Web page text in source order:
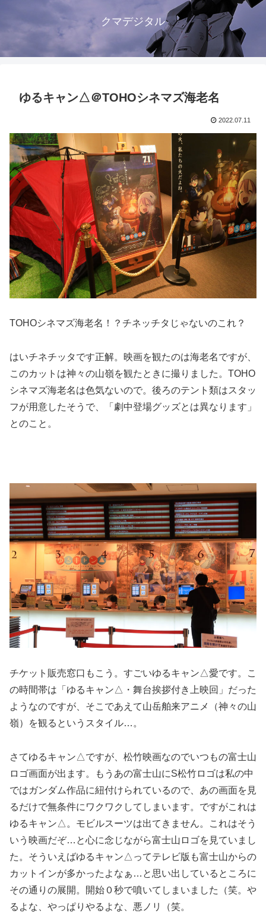
クマデジタル
ゆるキャン△＠TOHOシネマズ海老名
2022.07.11
TOHOシネマズ海老名！？チネッチタじゃないのこれ？
はいチネチッタです正解。映画を観たのは海老名ですが、
このカットは神々の山嶺を観たときに撮りました。TOHO
シネマズ海老名は色気ないので。後ろのテント類はスタッ
フが用意したそうで、「劇中登場グッズとは異なります」
とのこと。
チケット販売窓口もこう。すごいゆるキャン△愛です。こ
の時間帯は「ゆるキャン△・舞台挨拶付き上映回」だった
ようなのですが、そこであえて山岳舶来アニメ（神々の山
嶺）を観るというスタイル…。
さてゆるキャン△ですが、松竹映画なのでいつもの富士山
ロゴ画面が出ます。もうあの富士山にS松竹ロゴは私の中
ではガンダム作品に紐付けられているので、あの画面を見
るだけで無条件にワクワクしてしまいます。ですがこれは
ゆるキャン△。モビルスーツは出てきません。これはそう
いう映画だぞ…と心に念じながら富士山ロゴを見ていまし
た。そういえばゆるキャン△ってテレビ版も富士山からの
カットインが多かったよなぁ…と思い出しているところに
その通りの展開。開始０秒で噴いてしまいました（笑。や
るよな、やっぱりやるよな、悪ノリ（笑。